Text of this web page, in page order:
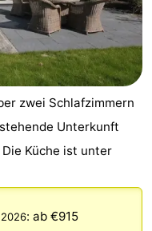
zwei Schlafzimmern
Unterkunft
Küche ist unter
2026: ab €915